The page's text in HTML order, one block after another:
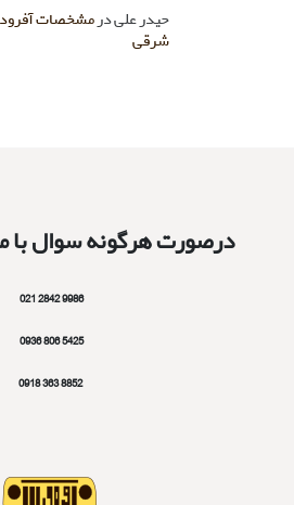
حیدر علیدرمشخصات آفرود
شرقی
درصورت هرگونه سوال با
9986 2842 021
5425 806 0936
8852 363 0918